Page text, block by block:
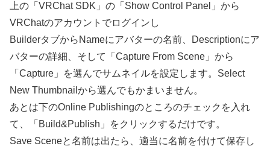
上の「VRChat SDK」の「Show Control Panel」から
VRChatのアカウントでログインし
BuilderタブからNameにアバターの名前、Descriptionにア
バターの詳細、そして「Capture From Scene」から
「Capture」を選んでサムネイルを設定します。Select
New Thumbnailから選んでもかまいません。
あとは下のOnline Publishingのところのチェックを入れ
て、「Build&Publish」をクリックするだけです。
Save Sceneと名前は出たら、適当に名前を付けて保存し